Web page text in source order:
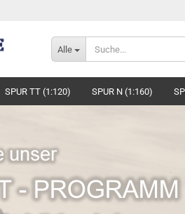
Alle
SPUR TT (1:120) SPUR N (1:160)